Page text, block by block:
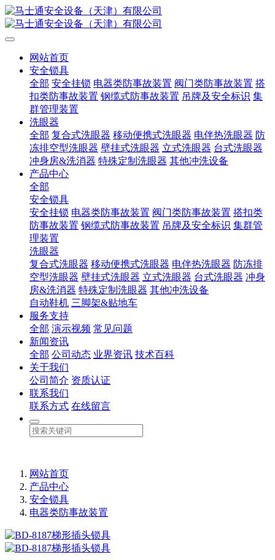
网站首页
安全锁具
全部 安全挂锁 电器类防事故装置 阀门类防事故装置 搭
扣类防事故装置 钢缆式防事故装置 吊牌及安全标识 集
群管理装置
洗眼器
全部 复合式洗眼器 移动便携式洗眼器 电伴热洗眼器 防
冻排空型洗眼器 壁挂式洗眼器 立式洗眼器 台式洗眼器
冲身房&洗消器 特殊定制洗眼器 其他冲洗设备
产品中心
全部
安全锁具
安全挂锁 电器类防事故装置 阀门类防事故装置 搭扣类
防事故装置 钢缆式防事故装置 吊牌及安全标识 集群管
理装置
洗眼器
复合式洗眼器 移动便携式洗眼器 电伴热洗眼器 防冻排
空型洗眼器 壁挂式洗眼器 立式洗眼器 台式洗眼器 冲身
房&洗消器 特殊定制洗眼器 其他冲洗设备
自动鞋机 三脚架&贴地车
服务支持
全部 演示视频 常见问题
新闻资讯
全部 公司动态 业界资讯 技术百科
关于我们
公司简介 资质认证
联系我们
联系方式 在线留言
网站首页
产品中心
安全锁具
电器类防事故装置